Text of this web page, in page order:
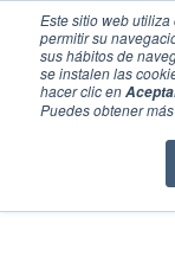
Este sitio web
permitir su
sus hábitos de
se instalen las
hacer clic en
Puedes obtener